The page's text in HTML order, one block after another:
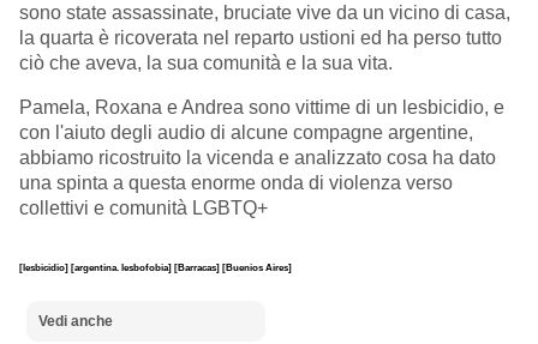
sono state assassinate, bruciate vive da un vicino di casa,
la quarta è ricoverata nel reparto ustioni ed ha perso tutto
ciò che aveva, la sua comunità e la sua vita.
Pamela, Roxana e Andrea sono vittime di un lesbicidio, e
con l'aiuto degli audio di alcune compagne argentine,
abbiamo ricostruito la vicenda e analizzato cosa ha dato
una spinta a questa enorme onda di violenza verso
collettivi e comunità LGBTQ+
[lesbicidio] [argentina. lesbofobia] [Barracas] [Buenios Aires]
Vedi anche